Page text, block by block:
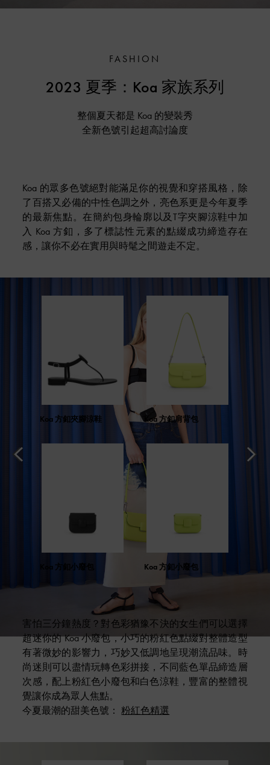
FASHION
2023 夏季：Koa 家族系列
整個夏天都是 Koa 的變裝秀
全新色號引起超高討論度
Koa 的眾多色號絕對能滿足你的視覺和穿搭風格，除
了百搭又必備的中性色調之外，亮色系更是今年夏季
的最新焦點。在簡約包身輪廓以及T字夾腳涼鞋中加
入 Koa 方釦，多了標誌性元素的點綴成功締造存在
感，讓你不必在實用與時髦之間遊走不定。
Koa 方釦夾腳涼鞋 Koa 方釦肩背包
Koa 方釦小廢包 Koa 方釦小廢包
害怕三分鐘熱度？對色彩猶豫不決的女生們可以選擇
超迷你的 Koa 小廢包，小巧的粉紅色點綴對整體造型
有著微妙的影響力，巧妙又低調地呈現潮流品味。時
尚迷則可以盡情玩轉色彩拼接，不同藍色單品締造層
次感，配上粉紅色小廢包和白色涼鞋，豐富的整體視
覺讓你成為眾人焦點。
今夏最潮的甜美色號：粉紅色精選